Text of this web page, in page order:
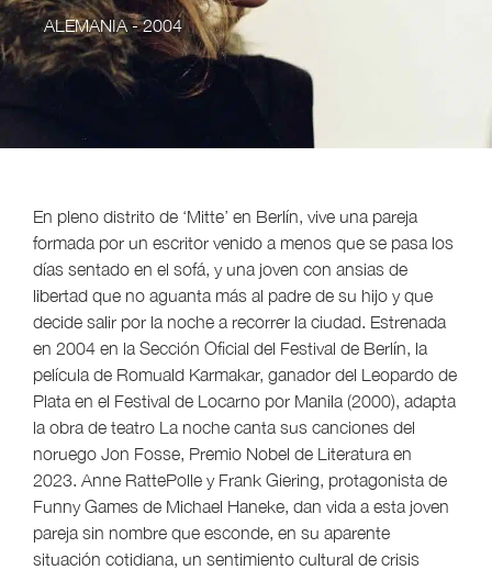
ALEMANIA- 2004
En pleno distrito de ‘Mitte’ en Berlín, vive una pareja
formada por un escritor venido a menos que se pasa los
días sentado en el sofá, y una joven con ansias de
libertad que no aguanta más al padre de su hijo y que
decide salir por la noche a recorrer la ciudad. Estrenada
en 2004 en la Sección Oficial del Festival de Berlín, la
película de Romuald Karmakar, ganador del Leopardo de
Plata en el Festival de Locarno por Manila (2000), adapta
la obra de teatro La noche canta sus canciones del
noruego Jon Fosse, Premio Nobel de Literatura en
2023. Anne RattePolle y Frank Giering, protagonista de
Funny Games de Michael Haneke, dan vida a esta joven
pareja sin nombre que esconde, en su aparente
situación cotidiana, un sentimiento cultural de crisis